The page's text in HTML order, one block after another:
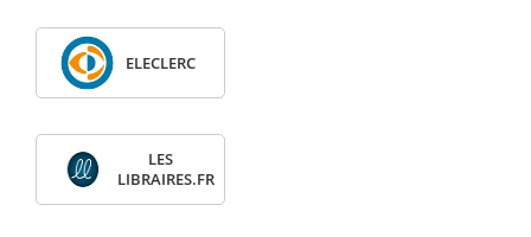
ELECLERC
LES
LIBRAIRES.FR